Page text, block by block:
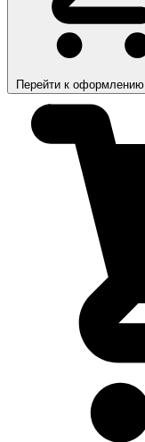
Перейти к оформлению